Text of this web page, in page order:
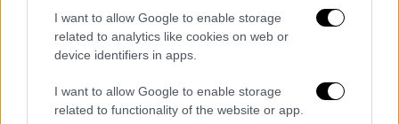
I want to allow Google to enable storage
related to analytics like cookies on web or
device identifiers in apps.
I want to allow Google to enable storage
related to functionality of the website or app.